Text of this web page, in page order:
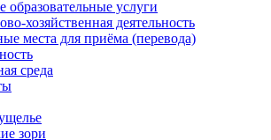
образовательные услуги
хозяйственная деятельность
места для приёма (перевода)
среда
зори